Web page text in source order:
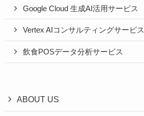
Google Cloud 生成AI活用サービス
Vertex AIコンサルティングサービス
飲食POSデータ分析サービス
ABOUT US